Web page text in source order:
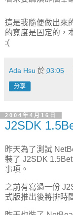
這是我隨便做出來
的寬度是固定的，
:(
Ada Hsu 於 03:05
分享
2004年4月16日
J2SDK
昨天為了測試
裝了 J2SDK
事項。
之前有寫過一份
式版推出後將排時